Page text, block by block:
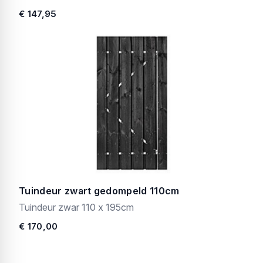
€ 147,95
Tuindeur zwart gedompeld 110cm
Tuindeur zwar 110 x 195cm
€ 170,00